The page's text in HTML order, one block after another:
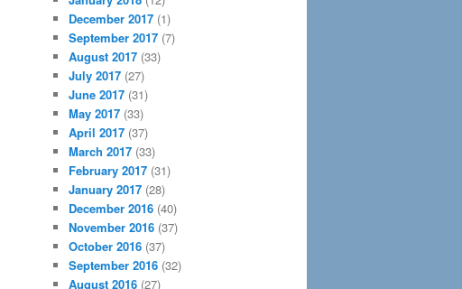
December 2017 (1)
September 2017 (7)
August 2017 (33)
July 2017 (27)
June 2017 (31)
May 2017 (33)
April 2017 (37)
March 2017 (33)
February 2017 (31)
January 2017 (28)
December 2016 (40)
November 2016 (37)
October 2016 (37)
September 2016 (32)
August 2016 (27)